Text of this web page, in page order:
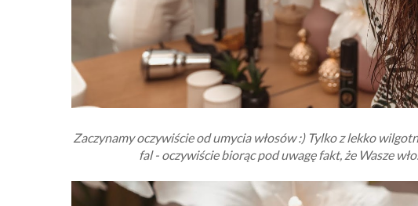
Zaczynamy oczywiście od umycia włosów :) Tylko z lekko
fal - oczywiście biorąc pod uwagę fakt, że Wasze